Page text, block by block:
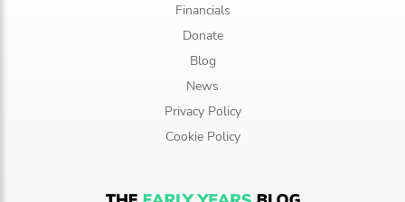
Financials
Donate
Blog
News
Privacy Policy
Cookie Policy